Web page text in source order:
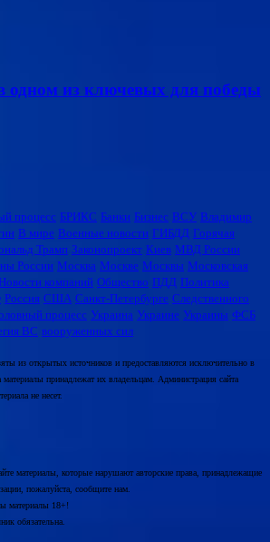
одном из ключевых для победы
процесс БРИКС Банки Бизнес ВСУ Владимир
В мире Военные новости ГИБДД Горячая
Трамп Законопроект Киев МВД России
России Москва Москве Москвы Московская
Новости компаний Общество ПДД Политика
Россия США Санкт-Петербурге Следственного
процесс Украина Украине Украины ФСБ
ВС вооруженных сил
из открытых источников и предоставляются исключительно в
принадлежат их владельцам. Администрация сайта
не несет.
материалы, которые нарушают авторские права, принадлежащие
пожалуйста, сообщите нам.
материалы 18+!
обязательна.